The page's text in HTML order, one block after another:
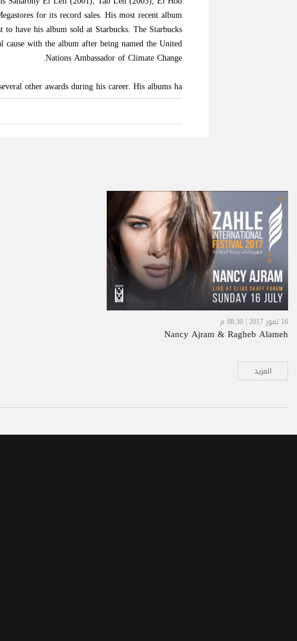
for its record sales. His most recent album
have his album sold at Starbucks. The Starbucks
with the album after being named the United
Nations Ambassador of Climate Change.
other awards during his career. His albums ha
16 تموز 2017 | 08:30 م
Nancy Ajram & Ragheb Alameh
المزيد